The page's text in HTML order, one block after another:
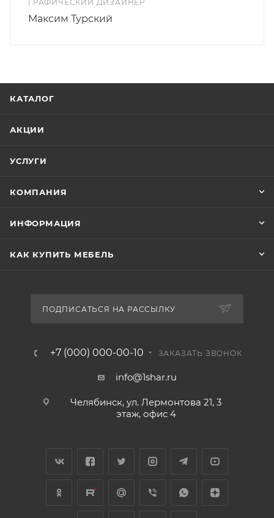
ГРАФИЧЕСКИЙ ДИЗАЙНЕР
Максим Турский
КАТАЛОГ
АКЦИИ
УСЛУГИ
КОМПАНИЯ
ИНФОРМАЦИЯ
КАК КУПИТЬ МЕБЕЛЬ
ПОДПИСАТЬСЯ НА РАССЫЛКУ
+7 (000) 000-00-10 ЗАКАЗАТЬ ЗВОНОК
info@1shar.ru
Челябинск, ул. Лермонтова 21, 3
этаж, офис 4